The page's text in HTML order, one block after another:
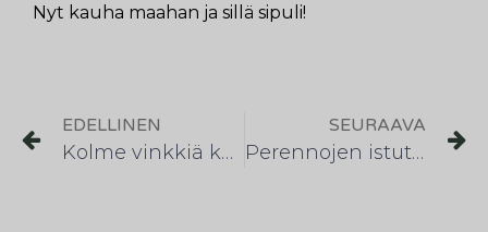
Nyt kauha maahan ja sillä sipuli!
EDELLINEN
Kolme vinkkiä koristelaukkojen istuttajalle
SEURAAVA
Perennojen istutusohje